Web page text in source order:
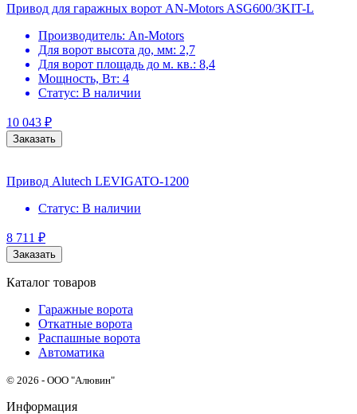
Привод для гаражных ворот AN-Motors ASG600/3KIT-L
Производитель: An-Motors
Для ворот высота до, мм: 2,7
Для ворот площадь до м. кв.: 8,4
Мощность, Вт: 4
Статус: В наличии
10 043 ₽
Заказать
Привод Alutech LEVIGATO-1200
Статус: В наличии
8 711 ₽
Заказать
Каталог товаров
Гаражные ворота
Откатные ворота
Распашные ворота
Автоматика
© 2026 - ООО "Алювин"
Информация